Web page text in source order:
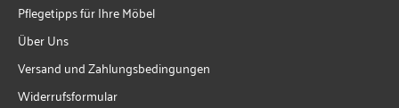
Pflegetipps für Ihre Möbel
Über Uns
Versand und Zahlungsbedingungen
Widerrufsformular